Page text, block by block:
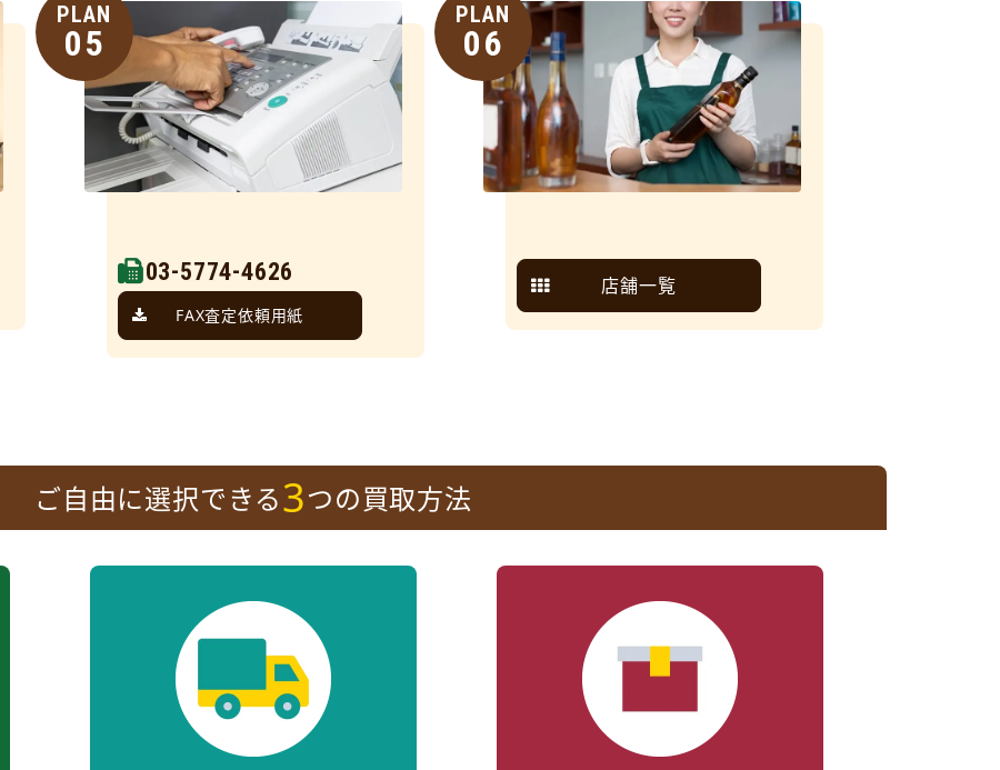
PLAN
05
03-5774-4626
FAX査定依頼用紙
PLAN
06
店舗一覧
ご自由に選択できる3つの買取方法